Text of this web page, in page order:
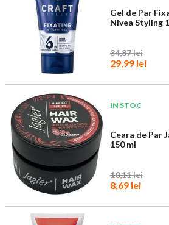
Gel de Par
Nivea Styling
34,87 lei
29,99 lei
IN STOC
Ceara de Par
150 ml
10,11 lei
8,69 lei